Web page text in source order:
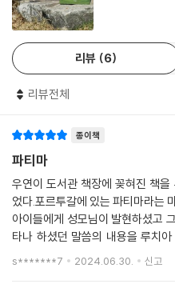
루치아 사촌들의 중병 187
건강이 나빠진 루치아 191
주교와의 첫 번째 만남 195
파티마를 떠남 198
에필로그 199
4. 추신
루치아의 매력적인 인품 202
루치아의 우수한 기억력 204
둘째 회고 주 205
셋째 회고
서문 210
의 모두가 지옥으로 가게 될 거야
이 죽을 거야. 언니, 난 이제 곧 천국
나기 전, 어느 날 밤에 나타나리라고
언니도 천국으로 뛰어올라 와.”
---「셋째 회고, 전쟁에 대한 환영」중
세 번째 발현에서 지옥의 환영이 그
프란치스코는 그 환영에 가장 적은
장 강한 인상을 주고, 그를 완전히
꿰뚫은 저 빛 속에서 감지한 지극
---「넷째 회고, 세 번째 발현의 감동
우리는 우리 앞, 작은 떡갈나무 위
다. 그분은 태양보다도 더 찬란히
발행된 이 책 《루치아 수녀의 회고
년 포르투갈에서 출간된 이 회고록
편지글 형식으로 되어 있어 읽기에
서는 최대한 번역 투를 없애고 이 당
여 누구나 읽기 편하도록 했다.
성모님께서는 왜 사람들 앞에
당신의 모습을 드러내시는가?
포르투갈의 파티마에서 일어난 성
그러나 이 사건은 오늘날 우리의
모께서는 자신을 ‘로사리오의 여왕
가지 계시를 하셨다. 그 첫 번째 계
리뷰 6
리뷰전체
종이책
파티마
우연이 도서관 책장에 꽂혀진 책
었다.포르투갈에 있는 파티마라는
아이들에게 성모님이 발현하셨고
타나 하셨던 말씀의 내용을 루치
다.어쩌면 나는 종교가 있는것도
s*******7 2024.06.30. 신고